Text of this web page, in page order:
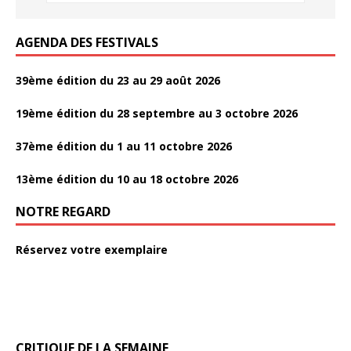
AGENDA DES FESTIVALS
39ème édition du 23 au 29 août 2026
19ème édition du 28 septembre au 3 octobre 2026
37ème édition du 1 au 11 octobre 2026
13ème édition du 10 au 18 octobre 2026
NOTRE REGARD
Réservez votre exemplaire